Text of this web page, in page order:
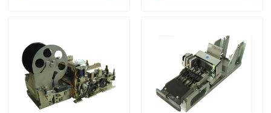
Über uns
Fabrik-Ausflug